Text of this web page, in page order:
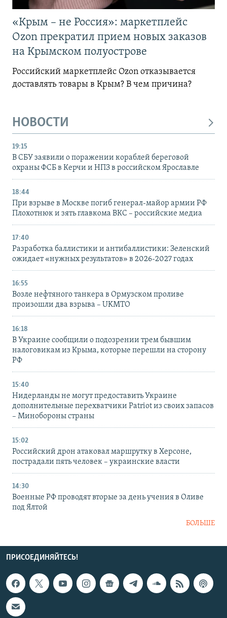
«Крым – не Россия»: маркетплейс
Ozon прекратил прием новых заказов
на Крымском полуострове
Российский маркетплейс Ozon отказывается
доставлять товары в Крым? В чем причина?
НОВОСТИ
19:15
В СБУ заявили о поражении кораблей береговой
охраны ФСБ в Керчи и НПЗ в российском Ярославле
18:44
При взрыве в Москве погиб генерал-майор армии РФ
Плохотнюк и зять главкома ВКС – российские медиа
17:40
Разработка баллистики и антибаллистики: Зеленский
ожидает «нужных результатов» в 2026-2027 годах
16:55
Возле нефтяного танкера в Ормузском проливе
произошли два взрыва – UKMTO
16:18
В Украине сообщили о подозрении трем бывшим
налоговикам из Крыма, которые перешли на сторону
РФ
15:40
Нидерланды не могут предоставить Украине
дополнительные перехватчики Patriot из своих запасов
– Минобороны страны
15:02
Российский дрон атаковал маршрутку в Херсоне,
пострадали пять человек – украинские власти
14:30
Военные РФ проводят вторые за день учения в Оливе
под Ялтой
БОЛЬШЕ
ПРИСОЕДИНЯЙТЕСЬ!